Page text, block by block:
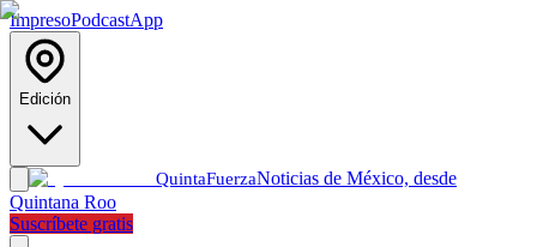
ImpresoPodcastApp
Edición
QuintaFuerzaNoticias de México, desde
Quintana Roo
Suscríbete gratis